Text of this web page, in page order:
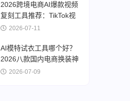
2026跨境电商AI爆款视频
复刻工具推荐：TikTok视
频一键克隆
2026-07-11
AI模特试衣工具哪个好？
2026八款国内电商换装神
器横评
2026-07-09